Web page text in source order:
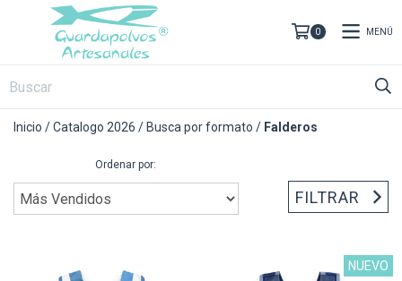
0 MENÚ
Inicio /Catalogo 2026 / Busca por formato / Falderos
Ordenar por:
FILTRAR
NUEVO